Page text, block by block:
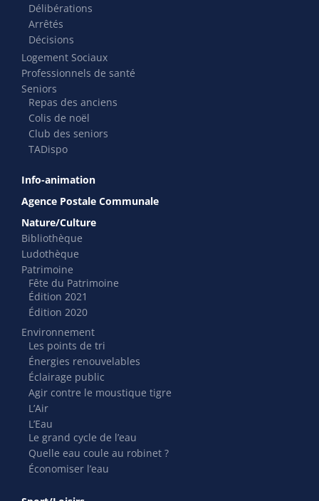
Délibérations
Arrêtés
Décisions
Logement Sociaux
Professionnels de santé
Seniors
Repas des anciens
Colis de noël
Club des seniors
TADispo
Info-animation
Agence Postale Communale
Nature/Culture
Bibliothèque
Ludothèque
Patrimoine
Fête du Patrimoine
Édition 2021
Édition 2020
Environnement
Les points de tri
Énergies renouvelables
Éclairage public
Agir contre le moustique tigre
L’Air
L’Eau
Le grand cycle de l’eau
Quelle eau coule au robinet ?
Économiser l’eau